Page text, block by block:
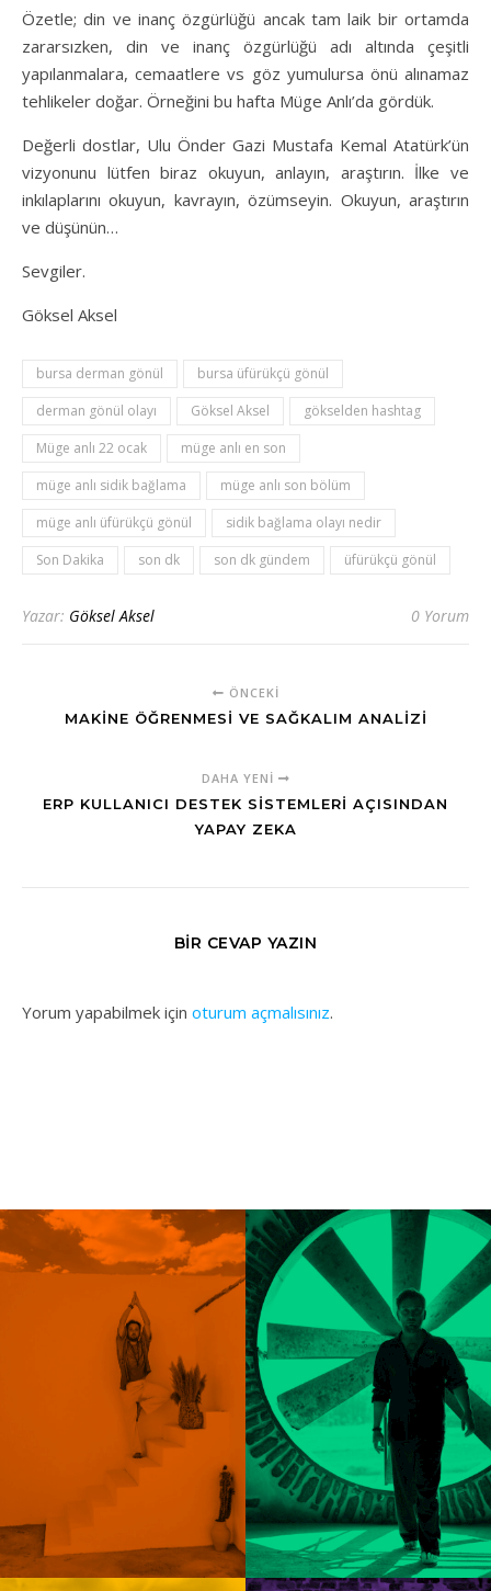
Özetle; din ve inanç özgürlüğü ancak tam laik bir ortamda
zararsızken, din ve inanç özgürlüğü adı altında çeşitli
yapılanmalara, cemaatlere vs göz yumulursa önü alınamaz
tehlikeler doğar. Örneğini bu hafta Müge Anlı’da gördük.
Değerli dostlar, Ulu Önder Gazi Mustafa Kemal Atatürk’ün
vizyonunu lütfen biraz okuyun, anlayın, araştırın. İlke ve
inkılaplarını okuyun, kavrayın, özümseyin. Okuyun, araştırın
ve düşünün…
Sevgiler.
Göksel Aksel
bursa derman gönül
bursa üfürükçü gönül
derman gönül olayı
Göksel Aksel
gökselden hashtag
Müge anlı 22 ocak
müge anlı en son
müge anlı sidik bağlama
müge anlı son bölüm
müge anlı üfürükçü gönül
sidik bağlama olayı nedir
Son Dakika
son dk son dk gündem üfürükçü gönül
Yazar: Göksel Aksel 0 Yorum
ÖNCEKI
MAKINE ÖĞRENMESI VE SAĞKALIM ANALIZI
DAHA YENI
ERP KULLANICI DESTEK SISTEMLERI AÇISINDAN
YAPAY ZEKA
BIR CEVAP YAZIN
Yorum yapabilmek için oturum açmalısınız.